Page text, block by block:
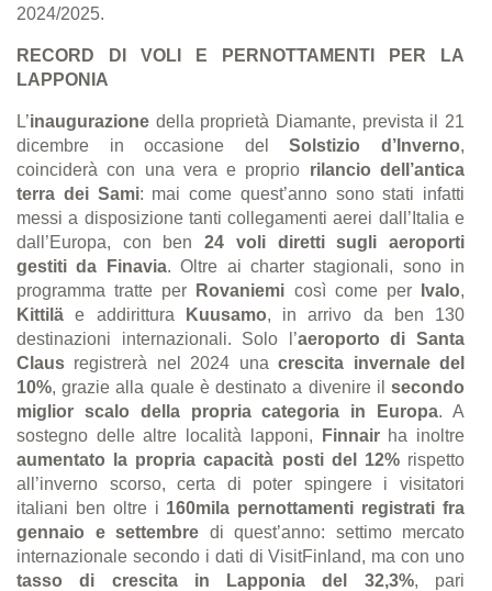
2024/2025.
RECORD DI VOLI E PERNOTTAMENTI PER LA
LAPPONIA
L’inaugurazione della proprietà Diamante, prevista il 21
dicembre in occasione delSolstizio d’Inverno,
coinciderà con una vera e proprio rilancio dell’antica
terra dei Sami: mai come quest’anno sono stati infatti
messia disposizione tanti collegamenti aerei dall’Italia e
dall’Europa, con ben24 voli diretti sugli aeroporti
gestiti da Finavia. Oltre ai charter stagionali, sono in
programma tratte per
Rovaniemi così come per Ivalo,
Kittilä e addirittura Kuusamo, in arrivo da ben 130
destinazioni internazionali. Solo l’aeroporto di Santa
Claus registrerà nel 2024 unacrescita invernale del
10%, grazie alla quale è destinato a divenire il secondo
miglior scalo della propria categoria in Europa. A
sostegno delle altre località lapponi,
Finnairha inoltre
aumentato la propria capacità posti del 12%rispetto
all’inverno scorso, certa di poter spingere i visitatori
italiani ben oltre i 160mila pernottamenti registrati fra
gennaio e settembre di quest’anno: settimo mercato
internazionale secondo i dati di VisitFinland, ma con uno
tasso di crescita in Lapponia del 32,3%, pari